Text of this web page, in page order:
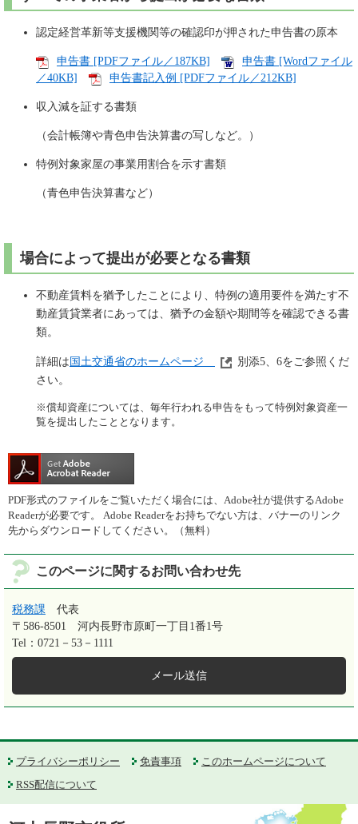
認定経営革新等支援機関等の確認印が押された申告書の原本
申告書 [PDFファイル／187KB]
申告書 [Wordファイル
／40KB]
申告書記入例 [PDFファイル／212KB]
収入減を証する書類
（会計帳簿や青色申告決算書の写しなど。）
特例対象家屋の事業用割合を示す書類
（青色申告決算書など）
場合によって提出が必要となる書類
不動産賃料を猶予したことにより、特例の適用要件を満たす不
動産賃貸業者にあっては、猶予の金額や期間等を確認できる書
類。
詳細は 国土交通省のホームページ
別添5、6をご参照くだ
さい。
※償却資産については、毎年行われる申告をもって特例対象資産一
覧を提出したこととなります。
PDF形式のファイルをご覧いただく場合には、Adobe社が提供するAdobe
Readerが必要です。
Adobe Readerをお持ちでない方は、バナーのリンク
先からダウンロードしてください。（無料）
このページに関するお問い合わせ先
税務課
代表
〒586-8501
河内長野市原町一丁目1番1号
Tel：0721－53－1111
メール送信
プライバシーポリシー 免責事項
このホームページについて
RSS配信について